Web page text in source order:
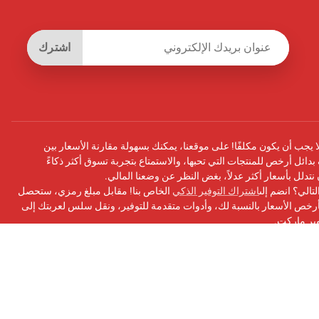
اشترك
أن يكون مكلفًا! على موقعنا، يمكنك بسهولة مقارنة الأسعار بين
أرخص للمنتجات التي تحبها، والاستمتاع بتجربة تسوق أكثر ذكاءً
نتدلل بأسعار أكثر عدلاً، بغض النظر عن وضعنا المالي.
انضم إلىاشتراك التوفير الذكي الخاص بنا! مقابل مبلغ رمزي، ستحصل
الأسعار بالنسبة لك، وأدوات متقدمة للتوفير، ونقل سلس لعربتك إلى
ماركت.